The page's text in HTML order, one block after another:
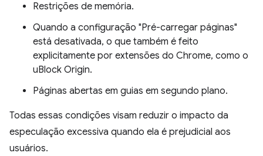
Restrições de memória.
Quando a configuração "Pré-carregar páginas"
está desativada, o que também é feito
explicitamente por extensões do Chrome, como o
uBlock Origin.
Páginas abertas em guias em segundo plano.
Todas essas condições visam reduzir o impacto da
especulação excessiva quando ela é prejudicial aos
usuários.